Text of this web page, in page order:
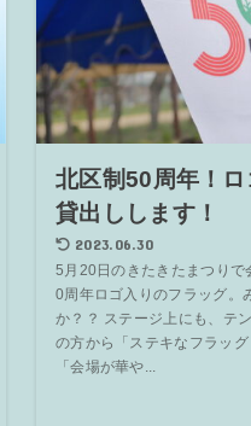
北区制50周年！
貸出しします！
2023.06.30
5月20日のきたきたまつりで
0周年ロゴ入りのフラッグ。
か？？ ステージ上にも、テ
の方から「ステキなフラッグ
「会場が華や...